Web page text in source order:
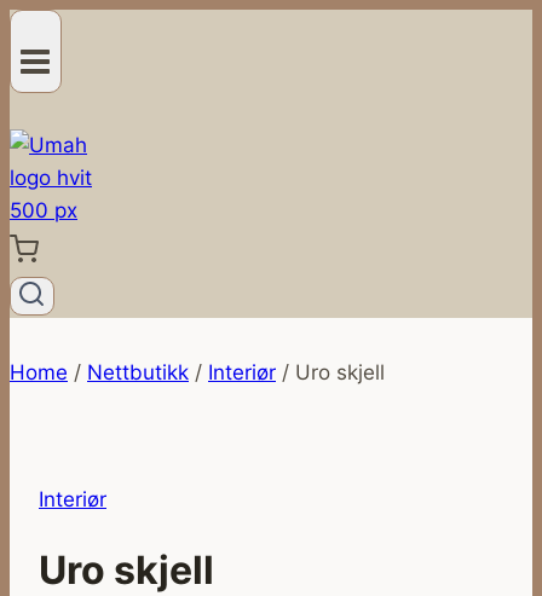
Skip
to
content
Home / Nettbutikk / Interiør / Uro skjell
Interiør
Uro skjell